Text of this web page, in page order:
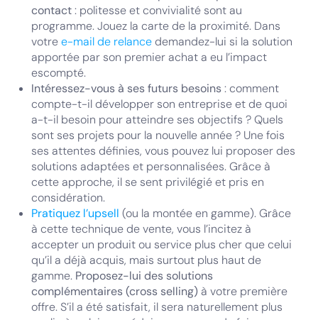
contact: politesse et convivialité sont au
programme. Jouez la carte de la proximité. Dans
votree-mail de relancedemandez-lui si la solution
apportée par son premier achat a eu l’impact
escompté.
Intéressez-vous à ses futurs besoins: comment
compte-t-il développer son entreprise et de quoi
a-t-il besoin pour atteindre ses objectifs ? Quels
sont ses projets pour la nouvelle année ? Une fois
ses attentes définies, vous pouvez lui proposer des
solutions adaptées et personnalisées. Grâce à
cette approche, il se sent privilégié et pris en
considération.
Pratiquez l’upsell (ou la montée en gamme). Grâce
à cette technique de vente, vous l’incitez à
accepter un produit ou service plus cher que celui
qu’il a déjà acquis, mais surtout plus haut de
gamme. Proposez-lui des solutions
complémentaires (cross selling)à votre première
offre. S’il a été satisfait, il sera naturellement plus